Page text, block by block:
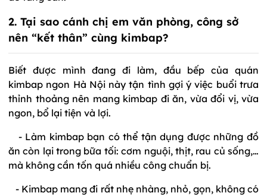
2. Tại sao cánh chị em văn phòng, công sở
nên “kết thân” cùng kimbap?
Biết được mình đang đi làm, đầu bếp của quán
kimbap ngon Hà Nội này tận tình gợi ý việc buổi trưa
thỉnh thoảng nên mang kimbap đi ăn, vừa đổi vị, vừa
ngon, bổ lại tiện và lợi.
- Làm kimbap bạn có thể tận dụng được những đồ
ăn còn lại trong bữa tối: cơm nguội, thịt, rau củ sống,…
mà không cần tốn quá nhiều công chuẩn bị.
- Kimbap mang đi rất nhẹ nhàng, nhỏ, gọn, không có